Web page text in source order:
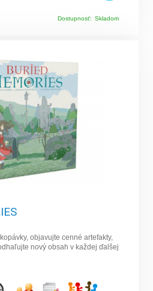
Dostupnosť: Skladom
objavujte cenné artefakty,
nový obsah v každej ďalšej